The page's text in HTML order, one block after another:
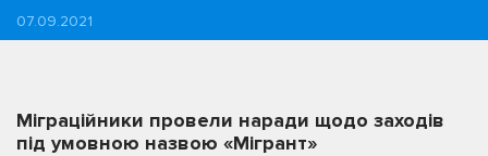
07.09.2021
Міграційники провели наради щодо заходів
під умовною назвою «Мігрант»